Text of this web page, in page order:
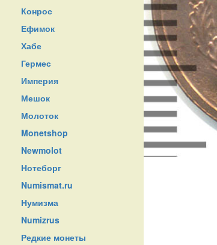
Конрос
Ефимок
Хабе
Гермес
Империя
Мешок
Молоток
Monetshop
Newmolot
Нотеборг
Numismat.ru
Нумизма
Numizrus
Редкие монеты